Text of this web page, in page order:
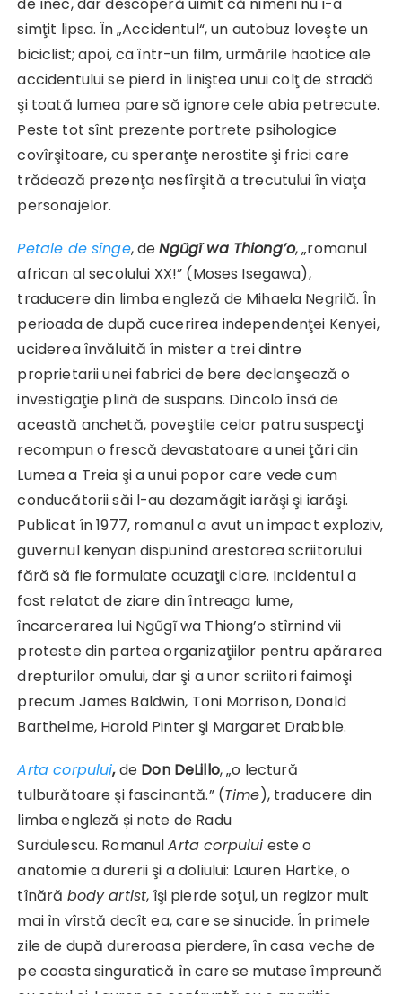
simţit lipsa. În „Accidentul“, un autobuz loveşte un
biciclist; apoi, ca într-un film, urmările haotice ale
accidentului se pierd în liniştea unui colţ de stradă
şi toată lumea pare să ignore cele abia petrecute.
Peste tot sînt prezente portrete psihologice
covîrşitoare, cu speranţe nerostite şi frici care
trădează prezenţa nesfîrşită a trecutului în viaţa
personajelor.
Petale de sînge, deNgũgĩ wa Thiong’o, „romanul
african al secolului XX!” (Moses Isegawa),
traducere din limba engleză de Mihaela Negrilă. În
perioada de după cucerirea independenţei Kenyei,
uciderea învăluită în mister a trei dintre
proprietarii unei fabrici de bere declanşează o
investigaţie plină de suspans. Dincolo însă de
această anchetă, poveştile celor patru suspecţi
recompun o frescă devastatoare a unei ţări din
Lumea a Treia şi a unui popor care vede cum
conducătorii săi l-au dezamăgit iarăşi şi iarăşi.
Publicat în 1977, romanul a avut un impact exploziv,
guvernul kenyan dispunînd arestarea scriitorului
fără să fie formulate acuzaţii clare. Incidentul a
fost relatat de ziare din întreaga lume,
încarcerarea lui Ngũgĩ wa Thiong’o stîrnind vii
proteste din partea organizaţiilor pentru apărarea
drepturilor omului, dar şi a unor scriitori faimoşi
precum James Baldwin, Toni Morrison, Donald
Barthelme, Harold Pinter şi Margaret Drabble.
Arta corpului,de Don DeLillo, „o lectură
tulburătoare şi fascinantă.” (Time), traducere din
limba engleză și note de Radu
Surdulescu. RomanulArta corpului este o
anatomie a durerii şi a doliului: Lauren Hartke, o
tînără body artist, îşi pierde soţul, un regizor mult
mai în vîrstă decît ea, care se sinucide. În primele
zile de după dureroasa pierdere, în casa veche de
pe coasta singuratică în care se mutase împreună